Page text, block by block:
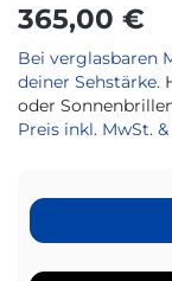
365,00 €
Bei verglasbaren
deiner Sehstärke.
oder
Preis inkl. MwSt.